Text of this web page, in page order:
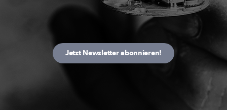
Jetzt Newsletter abonnieren!